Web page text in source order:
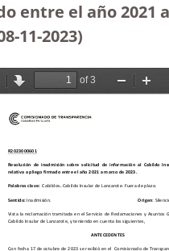
entre el año 2021
11-2023)